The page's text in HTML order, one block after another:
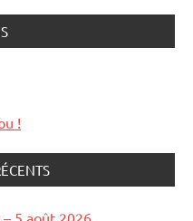
!
5 août 2026